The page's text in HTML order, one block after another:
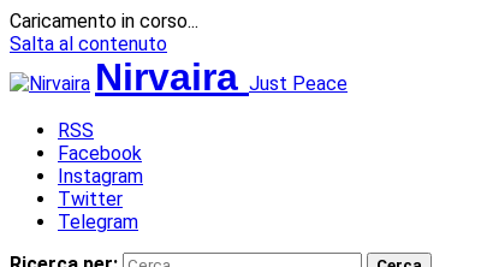
Caricamento in corso...
Salta al contenuto
Nirvaira Just Peace
RSS
Facebook
Instagram
Twitter
Telegram